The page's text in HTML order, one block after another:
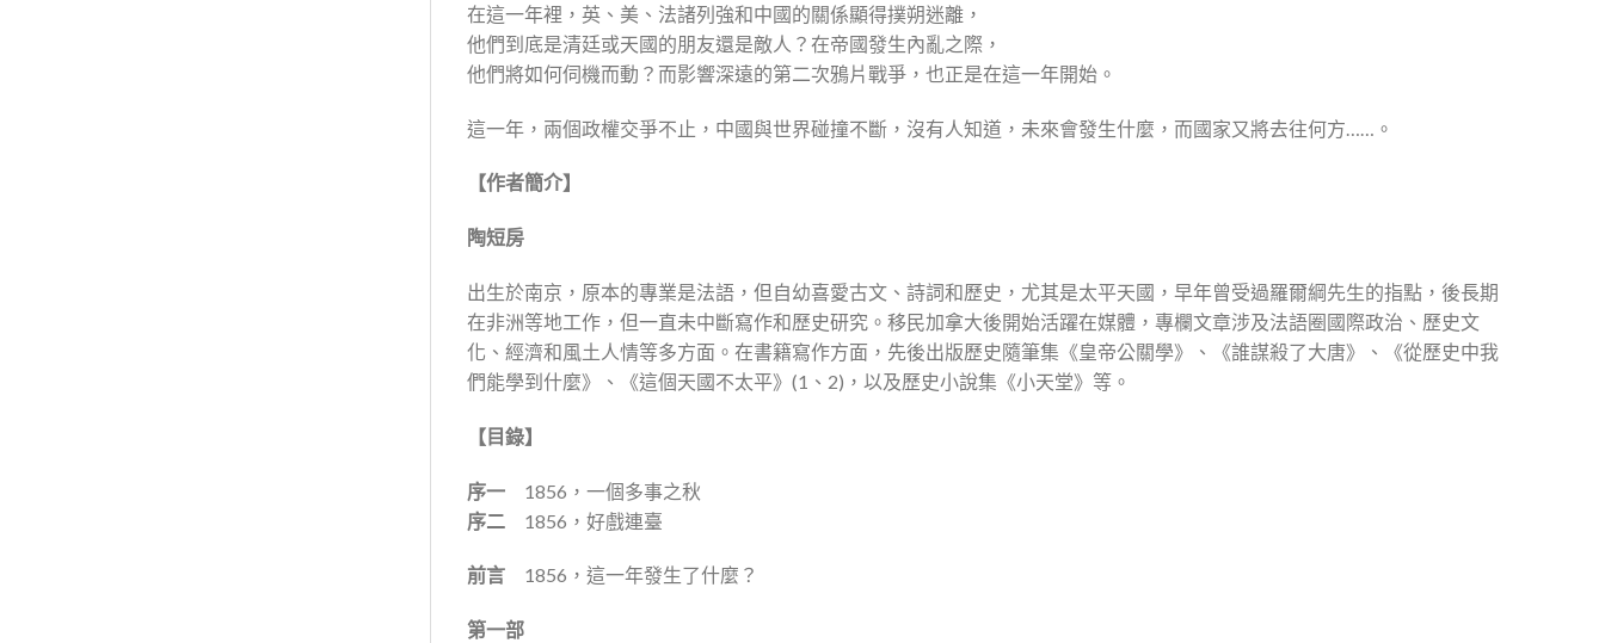
在這一年裡，英、美、法諸列強和中國的關係顯得撲朔迷離，
他們到底是清廷或天國的朋友還是敵人？在帝國發生內亂之際，
他們將如何伺機而動？而影響深遠的第二次鴉片戰爭，也正是在這一年開始。
這一年，兩個政權交爭不止，中國與世界碰撞不斷，沒有人知道，未來會發生什麼，而國家又將去往何方……。
【作者簡介】
陶短房
出生於南京，原本的專業是法語，但自幼喜愛古文、詩詞和歷史，尤其是太平天國，早年曾受過羅爾綱先生的指點，後長期
在非洲等地工作，但一直未中斷寫作和歷史研究。移民加拿大後開始活躍在媒體，專欄文章涉及法語圈國際政治、歷史文
化、經濟和風土人情等多方面。在書籍寫作方面，先後出版歷史隨筆集《皇帝公關學》、《誰謀殺了大唐》、《從歷史中我
們能學到什麼》、《這個天國不太平》(1、2)，以及歷史小說集《小天堂》等。
【目錄】
序一1856，一個多事之秋
序二 1856，好戲連臺
前言1856，這一年發生了什麼？
第一部